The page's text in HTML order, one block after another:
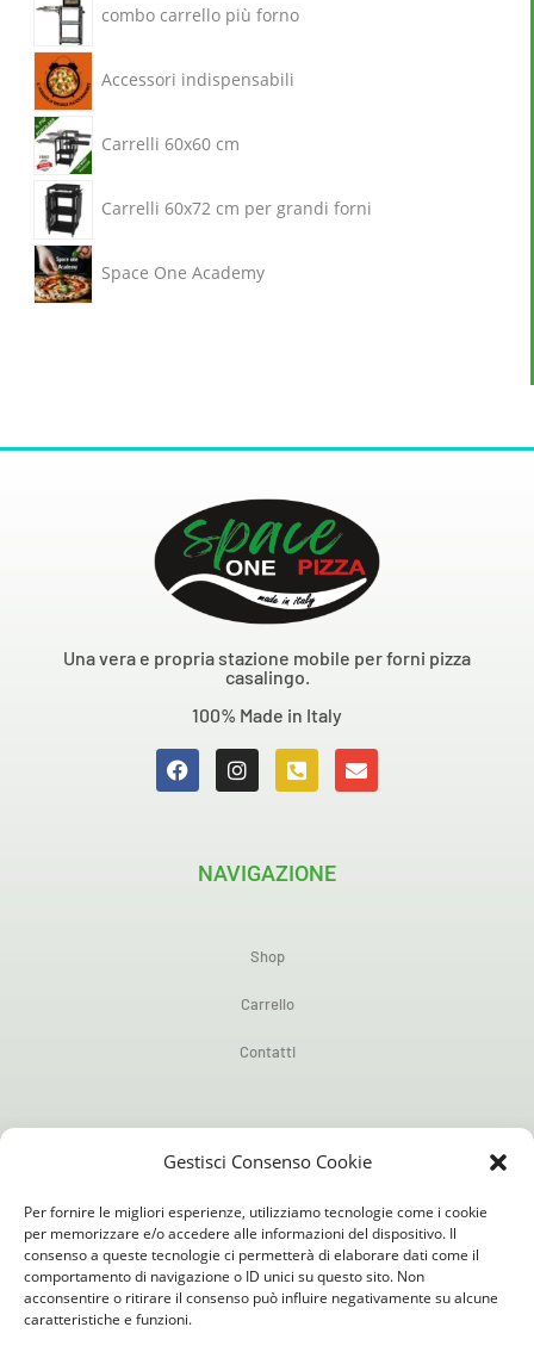
Gestisci Consenso Cookie
Per fornire le migliori esperienze, utilizziamo tecnologie come i cookie
per memorizzare e/o accedere alle informazioni del dispositivo. Il
consenso a queste tecnologie ci permetterà di elaborare dati come il
comportamento di navigazione o ID unici su questo sito. Non
acconsentire o ritirare il consenso può influire negativamente su alcune
caratteristiche e funzioni.
combo carrello più forno
Accessori indispensabili
Carrelli 60x60 cm
Carrelli 60x72 cm per grandi forni
Space One Academy
Una vera e propria stazione mobile per forni pizza
casalingo.
100% Made in Italy
NAVIGAZIONE
Shop
Carrello
Contatti
Privacy Policy
Cookie Policy (UE)
Condizioni generali di uso e vendita